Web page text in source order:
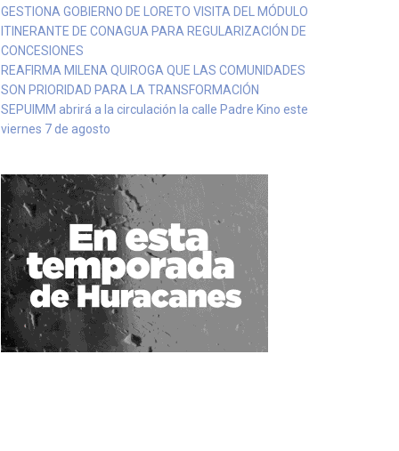
GESTIONA GOBIERNO DE LORETO VISITA DEL MÓDULO
ITINERANTE DE CONAGUA PARA REGULARIZACIÓN DE
CONCESIONES
REAFIRMA MILENA QUIROGA QUE LAS COMUNIDADES
SON PRIORIDAD PARA LA TRANSFORMACIÓN
SEPUIMM abrirá a la circulación la calle Padre Kino este
viernes 7 de agosto